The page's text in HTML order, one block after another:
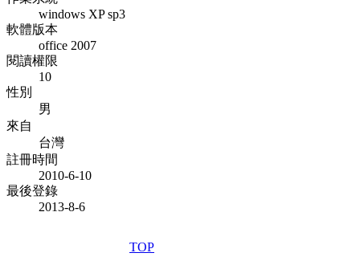
windows XP sp3
軟體版本
office 2007
閱讀權限
10
性別
男
來自
台灣
註冊時間
2010-6-10
最後登錄
2013-8-6
TOP